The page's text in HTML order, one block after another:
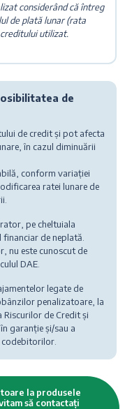
considerând că întreg
de plată lunar (rata
utilizat.
de
de credit și pot afecta
în cazul diminuării
conform variației
ratei lunare de
pe cheltuiala
de neplată.
nu este cunoscut de
DAE.
legate de
penalizatoare, la
de Credit și
garanție și/sau a
la produsele
să contactați